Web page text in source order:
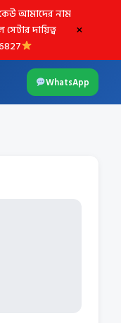
আমাদের নাম
দায়িত্ব
×
WhatsApp